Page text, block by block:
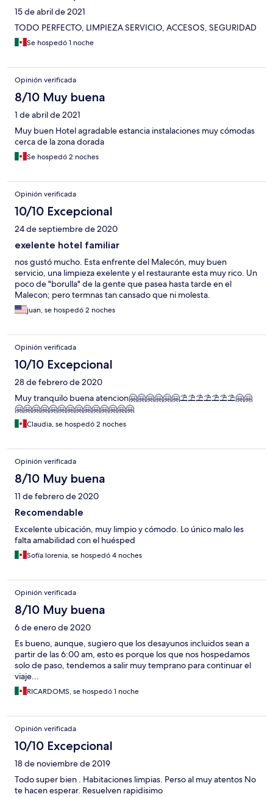
15 de abril de 2021
TODO PERFECTO, LIMPIEZA SERVICIO, ACCESOS, SEGURIDAD
Se hospedó 1 noche
Opinión verificada
8/10 Muy buena
1 de abril de 2021
Muy buen Hotel agradable estancia instalaciones muy cómodas
cerca de la zona dorada
Se hospedó 2 noches
Opinión verificada
10/10 Excepcional
24 de septiembre de 2020
exelente hotel familiar
nos gustó mucho. Esta enfrente del Malecón, muy buen
servicio, una limpieza exelente y el restaurante esta muy rico. Un
poco de "borulla" de la gente que pasea hasta tarde en el
Malecon; pero termnas tan cansado que ni molesta.
juan, se hospedó 2 noches
Opinión verificada
10/10 Excepcional
28 de febrero de 2020
Muy tranquilo buena atencion🤗🤗🤗🤗🤗🤗⛱️⛱️⛱️⛱️⛱️⛱️⛱️🤗🤗
🤗🤗🤗🤗🤗🤗🤗🤗🤗🤗🤗🤗🤗🤗
Claudia, se hospedó 2 noches
Opinión verificada
8/10 Muy buena
11 de febrero de 2020
Recomendable
Excelente ubicación, muy limpio y cómodo. Lo único malo les
falta amabilidad con el huésped
Sofía lorenia, se hospedó 4 noches
Opinión verificada
8/10 Muy buena
6 de enero de 2020
Es bueno, aunque, sugiero que los desayunos incluidos sean a
partir de las 6:00 am, esto es porque los que nos hospedamos
solo de paso, tendemos a salir muy temprano para continuar el
viaje...
RICARDOMS, se hospedó 1 noche
Opinión verificada
10/10 Excepcional
18 de noviembre de 2019
Todo super bien . Habitaciones limpias. Perso al muy atentos No
te hacen esperar. Resuelven rapidisimo